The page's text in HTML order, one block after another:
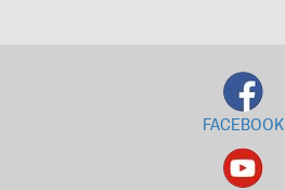
FACEBOOK